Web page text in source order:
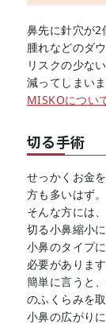
鼻先に針穴が2
腫れなどのダ
リスクの少な
減ってしまいま
MISKOについ
切る手術
せっかくお金
方も多いはず。
そんな方には
切る小鼻縮小
小鼻のタイプ
必要があります
簡単に言うと
のふくらみを
小鼻の広がり